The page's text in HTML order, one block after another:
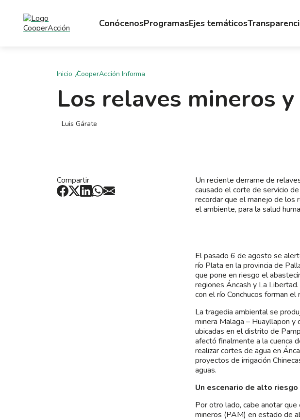
ConócenosProgramasEjes temáticos
Inicio CooperAcción Informa
Los relaves mineros
Luis Gárate
Compartir
Un reciente derrame de
causado el corte de servicio
recordar que el manejo de los
el ambiente, para la salud
El pasado 6 de agosto se
río Plata en la provincia de
que pone en riesgo el
regiones Áncash y La
con el río Conchucos forman
La tragedia ambiental se
minera Malaga – Huayllapon y
ubicadas en el distrito de
afectó finalmente a la cuenca
realizar cortes de agua en
proyectos de irrigación
aguas.
Un escenario de alto riesgo
Por otro lado, cabe anotar
mineros (PAM) en estado de